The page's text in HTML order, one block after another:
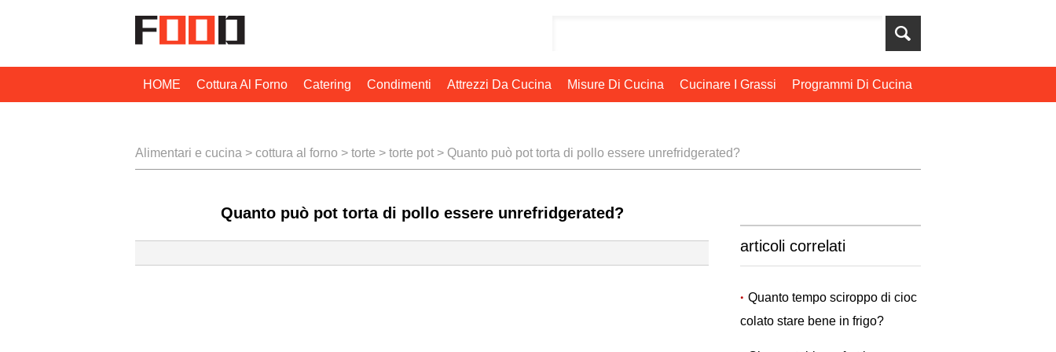
HOME Cottura Al Forno Catering Condimenti Attrezzi Da Cucina Misure Di Cucina Cucinare I Grassi Programmi Di Cucina
Alimentari e cucina > cottura al forno > torte > torte pot > Quanto può pot torta di pollo essere unrefridgerated?
Quanto può pot torta di pollo essere unrefridgerated?
articoli correlati
Quanto tempo sciroppo di cioc
colato stare bene in frigo?